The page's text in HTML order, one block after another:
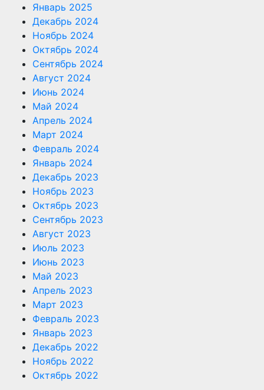
Январь 2025
Декабрь 2024
Ноябрь 2024
Октябрь 2024
Сентябрь 2024
Август 2024
Июнь 2024
Май 2024
Апрель 2024
Март 2024
Февраль 2024
Январь 2024
Декабрь 2023
Ноябрь 2023
Октябрь 2023
Сентябрь 2023
Август 2023
Июль 2023
Июнь 2023
Май 2023
Апрель 2023
Март 2023
Февраль 2023
Январь 2023
Декабрь 2022
Ноябрь 2022
Октябрь 2022